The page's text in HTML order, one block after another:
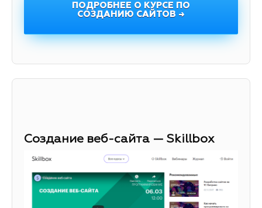
ПОДРОБНЕЕ О КУРСЕ ПО
СОЗДАНИЮ САЙТОВ →
Создание веб-сайта — Skillbox